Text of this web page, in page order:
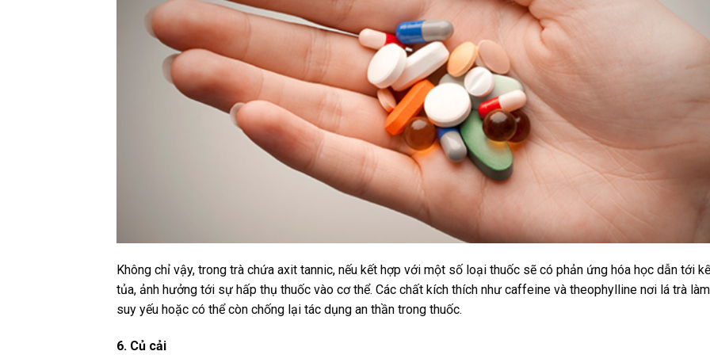
Không chỉ vậy, trong trà chứa axit tannic, nếu kết hợp với một số loại thuốc sẽ có phản ứng hóa học dẫn tới
tủa, ảnh hưởng tới sự hấp thụ thuốc vào cơ thể. Các chất kích thích như caffeine và theophylline nơi lá trà làm
suy yếu hoặc có thể còn chống lại tác dụng an thần trong thuốc.
6. Củ cải